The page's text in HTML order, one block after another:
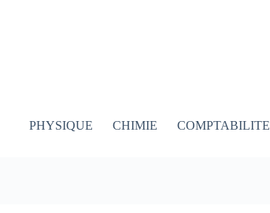
PHYSIQUE CHIMIE COMPTABILITE